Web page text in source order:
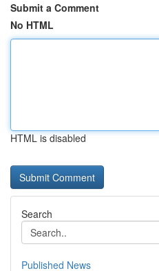
Submit a Comment
No HTML
HTML is disabled
Search
Published News